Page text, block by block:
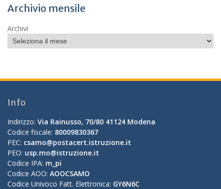
Archivio mensile
Archivi
Info
Indirizzo: Via Rainusso, 70/80 41124 Modena
Codice fiscale: 80009830367
PEC: csamo@postacert.istruzione.it
PEO: usp.mo@istruzione.it
Codice IPA: m_pi
Codice AOO: AOOCSAMO
Codice Univoco Fatt. Elettronica: GY6N6C